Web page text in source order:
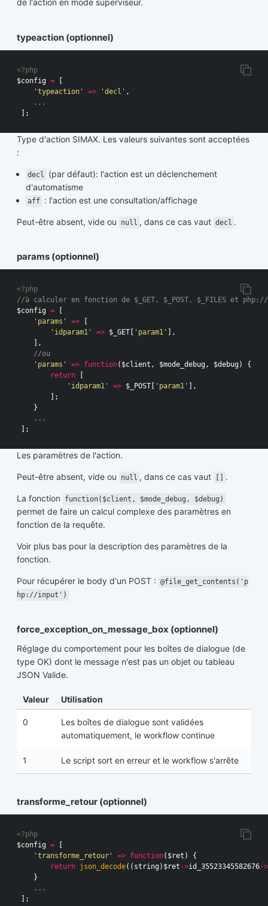
de l'action en mode superviseur.
typeaction (optionnel)
<?php
$config =
[
'typeaction'
=> 'decl' ,
...
];
Type d'action SIMAX. Les valeurs suivantes sont acceptées
:
decl
(par défaut): l'action est un déclenchement
d'automatisme
aff : l'action est une consultation/affichage
Peut-être absent, vide ou null , dans ce cas vaut decl .
params (optionnel)
<?php
//à calculer en fonction de $_GET, $_POST, $_FILES et
$config =
'params'
=>
'idparam1'
=> $_GET 'param1'
],
],
//ou
'params'
=> function( $client , $mode_debug, $debug)
{
return
'idparam1'
=> $_POST 'param1'
],
];
}
...
];
Les paramètres de l'action.
Peut-être absent, vide ou null , dans ce cas vaut .
La fonction function($client, $mode_debug, $debug)
permet de faire un calcul complexe des paramètres en
fonction de la requête.
Voir plus bas pour la description des paramètres de la
fonction.
Pour récupérer le body d'un POST : @file_get_contents('p
hp://input')
force_exception_on_message_box (optionnel)
Réglage du comportement pour les boîtes de dialogue (de
type OK) dont le message n'est pas un objet ou tableau
JSON Valide.
Valeur Utilisation
0
Les boîtes de dialogue sont validées
automatiquement, le workflow continue
1 Le script sort en erreur et le workflow s'arrête
transforme_retour (optionnel)
<?php
$config =
'transforme_retour'
=> function( $ret )
{
return json_decode(( string) $ret ->id_35523345582676->
}
...
];